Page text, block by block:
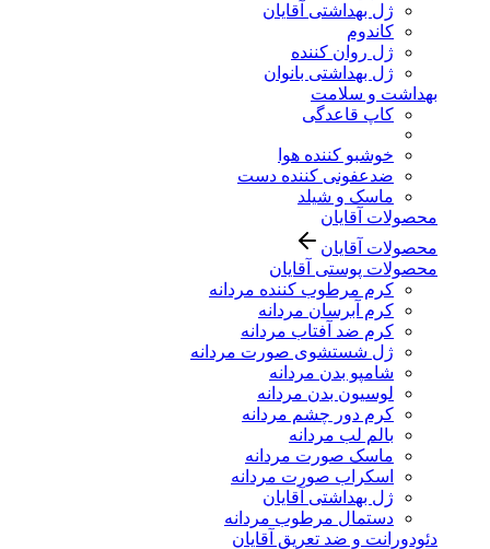
ژل بهداشتی آقایان
کاندوم
ژل روان کننده
ژل بهداشتی بانوان
بهداشت و سلامت
کاپ قاعدگی
خوشبو کننده هوا
ضدعفونی کننده دست
ماسک و شیلد
محصولات آقایان
محصولات آقایان
محصولات پوستی آقایان
کرم مرطوب کننده مردانه
کرم آبرسان مردانه
کرم ضد آفتاب مردانه
ژل شستشوی صورت مردانه
شامپو بدن مردانه
لوسیون بدن مردانه
کرم دور چشم مردانه
بالم لب مردانه
ماسک صورت مردانه
اسکراب صورت مردانه
ژل بهداشتی آقایان
دستمال مرطوب مردانه
دئودورانت و ضد تعریق آقایان